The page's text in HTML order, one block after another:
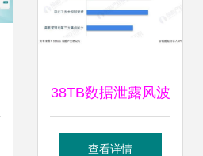
38TB数据泄露风波
微软AI团队内部消
查看详情